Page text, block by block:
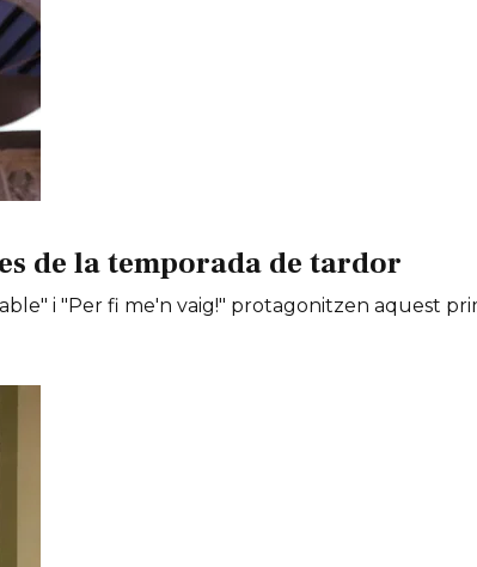
de la temporada de tardor
i "Per fi me'n vaig!" protagonitzen aquest